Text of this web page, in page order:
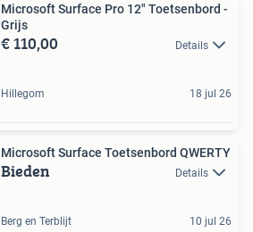
Microsoft Surface Pro 12" Toetsenbord -
Grijs
€ 110,00 Details
Hillegom 18 jul 26
Microsoft Surface Toetsenbord QWERTY
Bieden Details
Berg en Terblijt 10 jul 26